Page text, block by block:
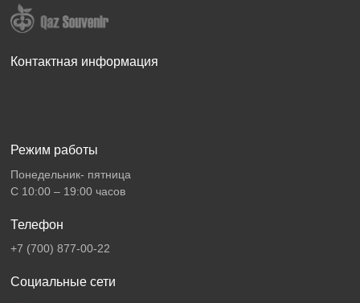
Контактная информация
Режим работы
Понедельник- пятница
С 10:00 – 19:00 часов
Телефон
+7 (700) 877-00-22
Социальные сети